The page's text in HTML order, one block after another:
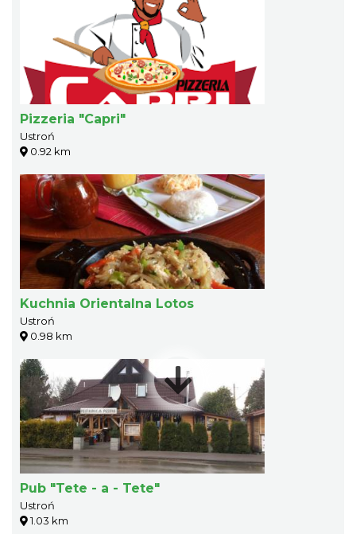
Pizzeria "Capri"
Ustroń
0.92 km
Kuchnia Orientalna Lotos
Ustroń
0.98 km
Pub "Tete - a - Tete"
Ustroń
1.03 km